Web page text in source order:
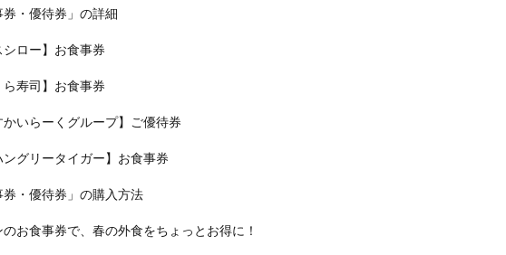
券・優待券」の詳細
シロー】お食事券
ら寿司】お食事券
かいらーくグループ】ご優待券
ングリータイガー】お食事券
券・優待券」の購入方法
のお食事券で、春の外食をちょっとお得に！